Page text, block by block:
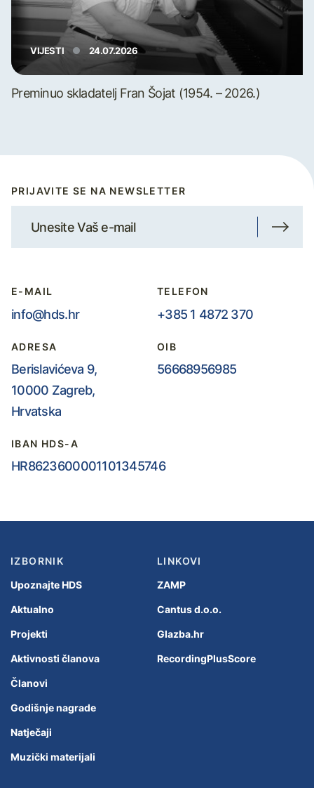
VIJESTI 24.07.2026
Preminuo skladatelj Fran Šojat (1954. – 2026.)
PRIJAVITE SE NA NEWSLETTER
E-MAIL
info@hds.hr
TELEFON
+385 1 4872 370
ADRESA
Berislavićeva 9,
10000 Zagreb,
Hrvatska
OIB
56668956985
IBAN HDS-A
HR8623600001101345746
IZBORNIK
Upoznajte HDS
Aktualno
Projekti
Aktivnosti članova
Članovi
Godišnje nagrade
Natječaji
Muzički materijali
LINKOVI
ZAMP
Cantus d.o.o.
Glazba.hr
RecordingPlusScore